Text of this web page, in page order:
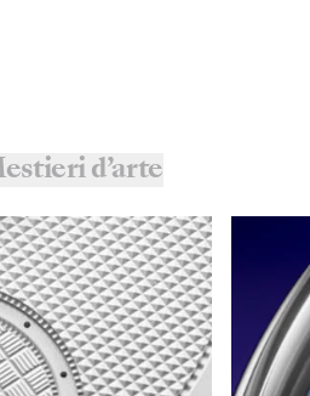
d’arte